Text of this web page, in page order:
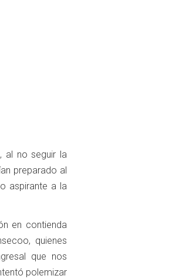
al no seguir la
preparado al
aspirante a la
en contienda
quienes
que nos
polemizar